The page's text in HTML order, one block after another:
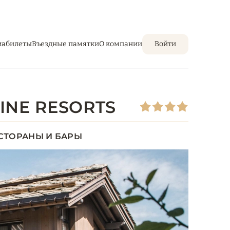
Въездные памяткиО компании Войти
RESORTS
И БАРЫ